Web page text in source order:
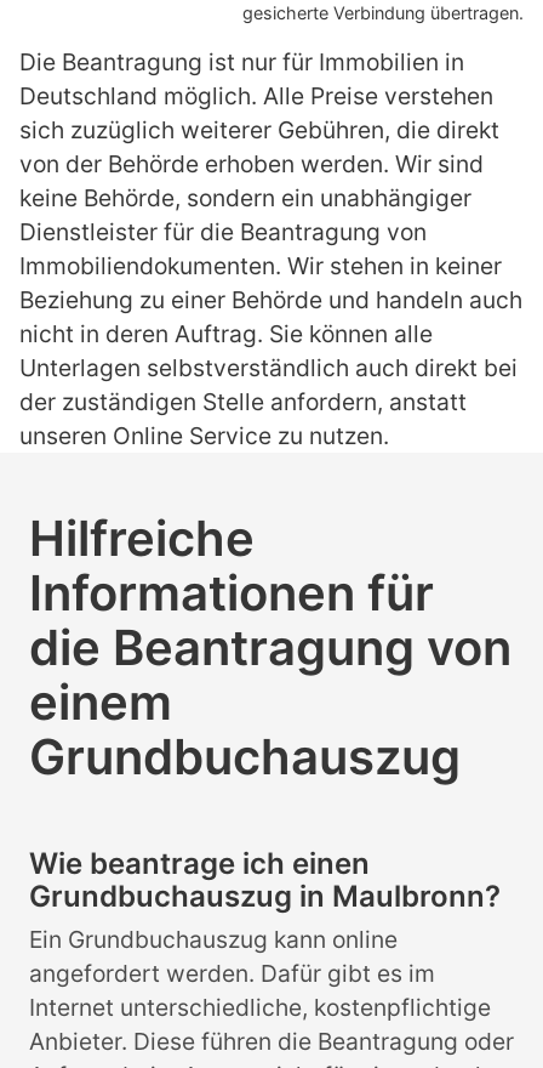
gesicherte Verbindung übertragen.
Die Beantragung ist nur für Immobilien in
Deutschland möglich. Alle Preise verstehen
sich zuzüglich weiterer Gebühren, die direkt
von der Behörde erhoben werden. Wir sind
keine Behörde, sondern ein unabhängiger
Dienstleister für die Beantragung von
Immobiliendokumenten. Wir stehen in keiner
Beziehung zu einer Behörde und handeln auch
nicht in deren Auftrag. Sie können alle
Unterlagen selbstverständlich auch direkt bei
der zuständigen Stelle anfordern, anstatt
unseren Online Service zu nutzen.
Hilfreiche
Informationen für
die Beantragung von
einem
Grundbuchauszug
Wie beantrage ich einen
Grundbuchauszug in Maulbronn?
Ein Grundbuchauszug kann online
angefordert werden. Dafür gibt es im
Internet unterschiedliche, kostenpflichtige
Anbieter. Diese führen die Beantragung oder